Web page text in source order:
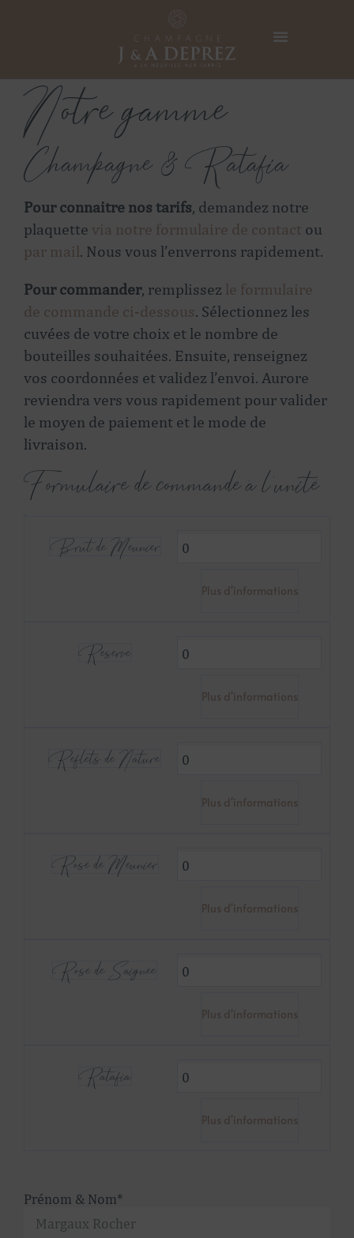
Notre gamme
Champagne & Ratafia
Pour connaitre nos tarifs, demandez notre
plaquette via notre formulaire de contact ou
par mail. Nous vous l’enverrons rapidement.
Pour commander, remplissez le formulaire
de commande ci-dessous. Sélectionnez les
cuvées de votre choix et le nombre de
bouteilles souhaitées. Ensuite, renseignez
vos coordonnées et validez l’envoi. Aurore
reviendra vers vous rapidement pour valider
le moyen de paiement et le mode de
livraison.
Formulaire de commande à l'unité
Brut de Meunier
Plus d'informations
Réserve
Plus d'informations
Reflets de Nature
Plus d'informations
Rosé de Meunier
Plus d'informations
Rosé de Saignée
Plus d'informations
Ratafia
Plus d'informations
Prénom & Nom*